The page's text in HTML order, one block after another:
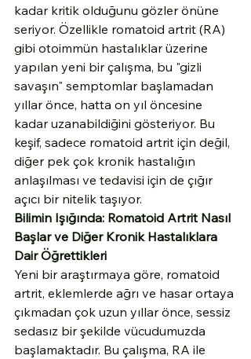
kadar kritik olduğunu gözler önüne
seriyor. Özellikle romatoid artrit (RA)
gibi otoimmün hastalıklar üzerine
yapılan yeni bir çalışma, bu "gizli
savaşın" semptomlar başlamadan
yıllar önce, hatta on yıl öncesine
kadar uzanabildiğini gösteriyor. Bu
keşif, sadece romatoid artrit için değil,
diğer pek çok kronik hastalığın
anlaşılması ve tedavisi için de çığır
açıcı bir nitelik taşıyor.
Bilimin Işığında: Romatoid Artrit Nasıl
Başlar ve Diğer Kronik Hastalıklara
Dair Öğrettikleri
Yeni bir araştırmaya göre, romatoid
artrit, eklemlerde ağrı ve hasar ortaya
çıkmadan çok uzun yıllar önce, sessiz
sedasız bir şekilde vücudumuzda
başlamaktadır. Bu çalışma, RA ile